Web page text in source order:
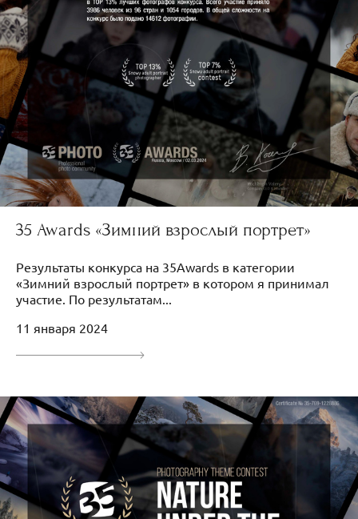
35 Awards «Зимний взрослый портрет»
Результаты конкурса на 35Awards в категории
«Зимний взрослый портрет» в котором я принимал
участие. По результатам...
11 января 2024